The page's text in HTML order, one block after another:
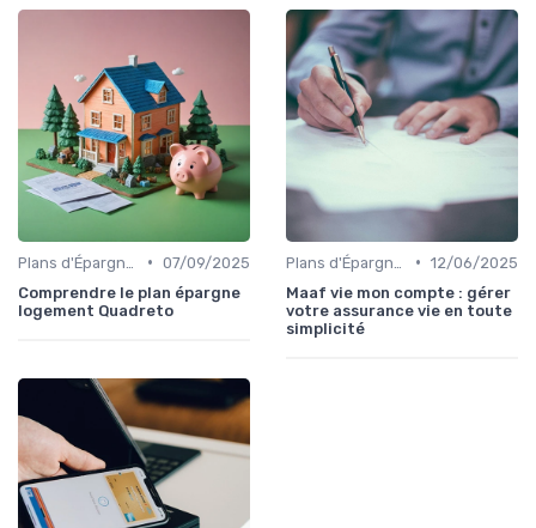
• 07/09/2025
Comprendre le plan épargne
logement Quadreto
• 12/06/2025
Maaf vie mon compte : gérer
votre assurance vie en toute
simplicité